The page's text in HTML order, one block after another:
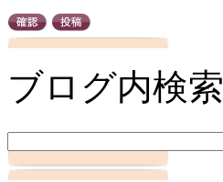
ブログ内検索